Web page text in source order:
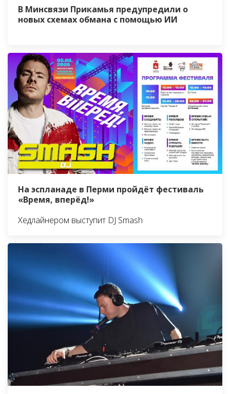
В Минсвязи Прикамья предупредили о
новых схемах обмана с помощью ИИ
На эспланаде в Перми пройдёт фестиваль
«Время, вперёд!»
Хедлайнером выступит DJ Smash